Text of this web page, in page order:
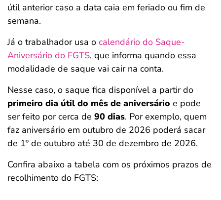
útil anterior caso a data caia em feriado ou fim de
semana.
Já o trabalhador usa o calendário do Saque-
Aniversário do FGTS, que informa quando essa
modalidade de saque vai cair na conta.
Nesse caso, o saque fica disponível a partir do
primeiro dia útil do mês de aniversário e pode
ser feito por cerca de 90 dias. Por exemplo, quem
faz aniversário em outubro de 2026 poderá sacar
de 1º de outubro até 30 de dezembro de 2026.
Confira abaixo a tabela com os próximos prazos de
recolhimento do FGTS: